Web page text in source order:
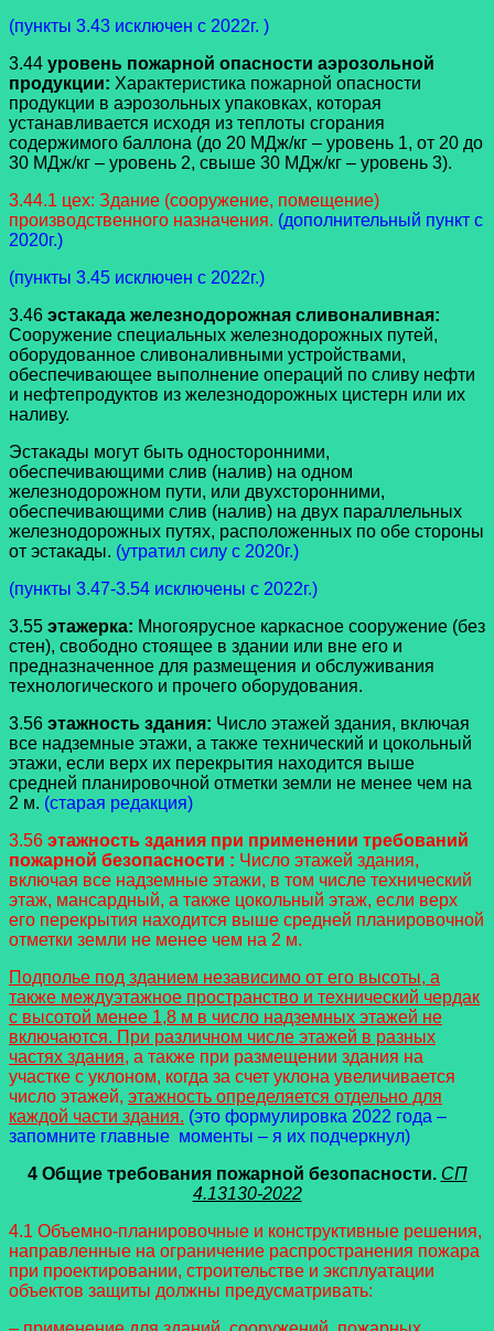
(пункты 3.43 исключен с 2022г. )
3.44 уровень пожарной опасности аэрозольной
продукции: Характеристика пожарной опасности
продукции в аэрозольных упаковках, которая
устанавливается исходя из теплоты сгорания
содержимого баллона (до 20 МДж/кг – уровень 1, от 20 до
30 МДж/кг – уровень 2, свыше 30 МДж/кг – уровень 3).
3.44.1 цех: Здание (сооружение, помещение)
производственного назначения. (дополнительный пункт с
2020г.)
(пункты 3.45 исключен с 2022г.)
3.46 эстакада железнодорожная сливоналивная:
Сооружение специальных железнодорожных путей,
оборудованное сливоналивными устройствами,
обеспечивающее выполнение операций по сливу нефти
и нефтепродуктов из железнодорожных цистерн или их
наливу.
Эстакады могут быть односторонними,
обеспечивающими слив (налив) на одном
железнодорожном пути, или двухсторонними,
обеспечивающими слив (налив) на двух параллельных
железнодорожных путях, расположенных по обе стороны
от эстакады. (утратил силу с 2020г.)
(пункты 3.47-3.54 исключены с 2022г.)
3.55 этажерка: Многоярусное каркасное сооружение (без
стен), свободно стоящее в здании или вне его и
предназначенное для размещения и обслуживания
технологического и прочего оборудования.
3.56 этажность здания: Число этажей здания, включая
все надземные этажи, а также технический и цокольный
этажи, если верх их перекрытия находится выше
средней планировочной отметки земли не менее чем на
2 м. (старая редакция)
3.56 этажность здания при применении требований
пожарной безопасности : Число этажей здания,
включая все надземные этажи, в том числе технический
этаж, мансардный, а также цокольный этаж, если верх
его перекрытия находится выше средней планировочной
отметки земли не менее чем на 2 м.
Подполье под зданием независимо от его высоты, а
также междуэтажное пространство и технический чердак
с высотой менее 1,8 м в число надземных этажей не
включаются. При различном числе этажей в разных
частях здания, а также при размещении здания на
участке с уклоном, когда за счет уклона увеличивается
число этажей, этажность определяется отдельно для
каждой части здания. (это формулировка 2022 года –
запомните главные моменты – я их подчеркнул)
4 Общие требования пожарной безопасности. СП
4.13130-2022
4.1 Объемно-планировочные и конструктивные решения,
направленные на ограничение распространения пожара
при проектировании, строительстве и эксплуатации
объектов защиты должны предусматривать: